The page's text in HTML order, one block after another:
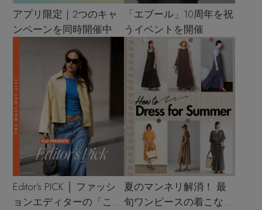
アプリ限定｜2つのキャ
ンペーンを同時開催中
「エブール」10周年を祝
うイベントを開催
Editor’s PICK │ ファッシ
ョンエディターの「これ
夏のマンネリ解消！ 最
旬ワンピースの着こなし